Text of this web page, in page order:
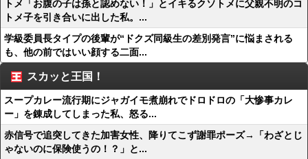
トメ「お腹の子は孫と認めない！」とイキるクソトメに父親不明のコ
トメ子を引き合いに出した私。...
学級委員長タイプの後輩が“ドクズ同級生の差別発言”に悩まされる
も、他の前ではいい顔する二面...
スカッと王国！
スープカレー流行期にジャガイモ煮崩れでドロドロの「大惨事カレ
ー」を錬成してしまった私、怒る...
赤信号で追突してきた加害女性、降りてこず謝罪ポーズ→「わざとじ
ゃないのに保険使うの！？」と...